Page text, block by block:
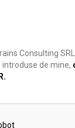
Consulting
de mine,